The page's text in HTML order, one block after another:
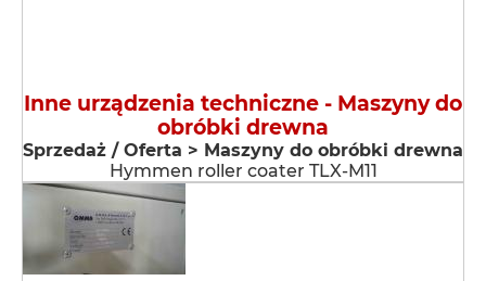
Inne urządzenia techniczne - Maszyny do
obróbki drewna
Sprzedaż / Oferta > Maszyny do obróbki drewna
Hymmen roller coater TLX-M11